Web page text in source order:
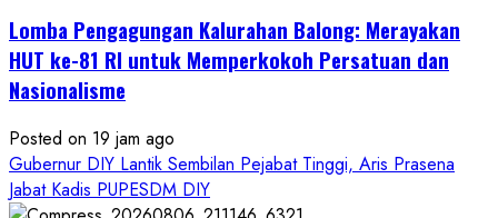
Lomba Pengagungan Kalurahan Balong: Merayakan
HUT ke-81 RI untuk Memperkokoh Persatuan dan
Nasionalisme
Posted on 19 jam ago
Gubernur DIY Lantik Sembilan Pejabat Tinggi, Aris Prasena
Jabat Kadis PUPESDM DIY